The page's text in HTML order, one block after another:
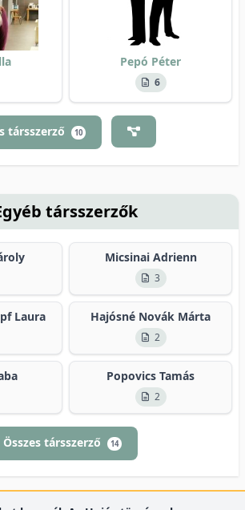
Pepó Péter
6
társszerző 10
társszerzők
Micsinai Adrienn
3
Laura Hajósné Novák Márta
2
Popovics Tamás
2
Összes társszerző 14